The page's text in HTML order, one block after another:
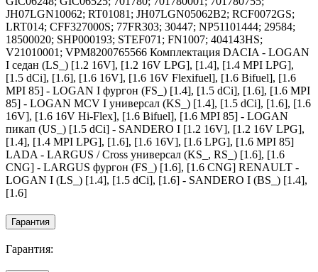
JH07LGN10062; RT01081; JH07LGN05062B2; RCF0072GS;
LRT014; CFF327000S; 77FR303; 30447; NP51101444; 29584;
18500020; SHP000193; STEF071; FN1007; 404143HS;
V21010001; VPM8200765566 Комплектация DACIA - LOGAN
I седан (LS_) [1.2 16V], [1.2 16V LPG], [1.4], [1.4 MPI LPG],
[1.5 dCi], [1.6], [1.6 16V], [1.6 16V Flexifuel], [1.6 Bifuel], [1.6
MPI 85] - LOGAN I фургон (FS_) [1.4], [1.5 dCi], [1.6], [1.6 MPI
85] - LOGAN MCV I универсал (KS_) [1.4], [1.5 dCi], [1.6], [1.6
16V], [1.6 16V Hi-Flex], [1.6 Bifuel], [1.6 MPI 85] - LOGAN
пикап (US_) [1.5 dCi] - SANDERO I [1.2 16V], [1.2 16V LPG],
[1.4], [1.4 MPI LPG], [1.6], [1.6 16V], [1.6 LPG], [1.6 MPI 85]
LADA - LARGUS / Cross универсал (KS_, RS_) [1.6], [1.6
CNG] - LARGUS фургон (FS_) [1.6], [1.6 CNG] RENAULT -
LOGAN I (LS_) [1.4], [1.5 dCi], [1.6] - SANDERO I (BS_) [1.4],
[1.6]
Гарантия
Гарантия: